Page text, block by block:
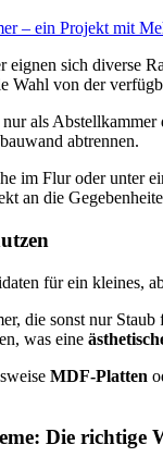
– ein Projekt mit
eignen sich diverse
Wahl von der
als
abtrennen.
im Flur oder unter
an die
für ein kleines,
die sonst nur
was eine
MDF-Platten
Die richtige